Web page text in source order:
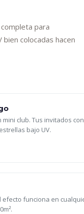
para
colocadas hacen
club. Tus invitados con
bajo UV.
efecto funciona en